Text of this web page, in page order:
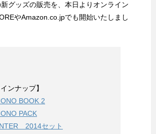
グッズの販売を、本日よりオンライン
やAmazon.co.jpでも開始いたしまし
ンナップ】
BOOK 2
PACK
2014セット